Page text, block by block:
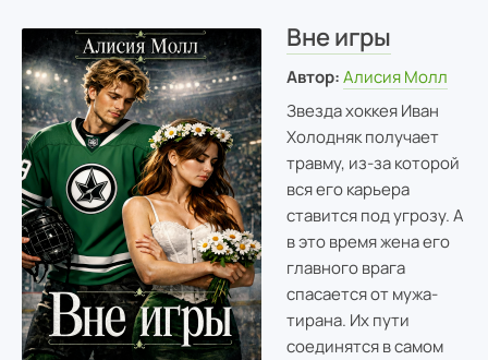
Вне игры
Автор: Алисия Молл
Звезда хоккея Иван
Холодняк получает
травму, из-за которой
вся его карьера
ставится под угрозу. А
в это время жена его
главного врага
спасается от мужа-
тирана. Их пути
соединятся в самом